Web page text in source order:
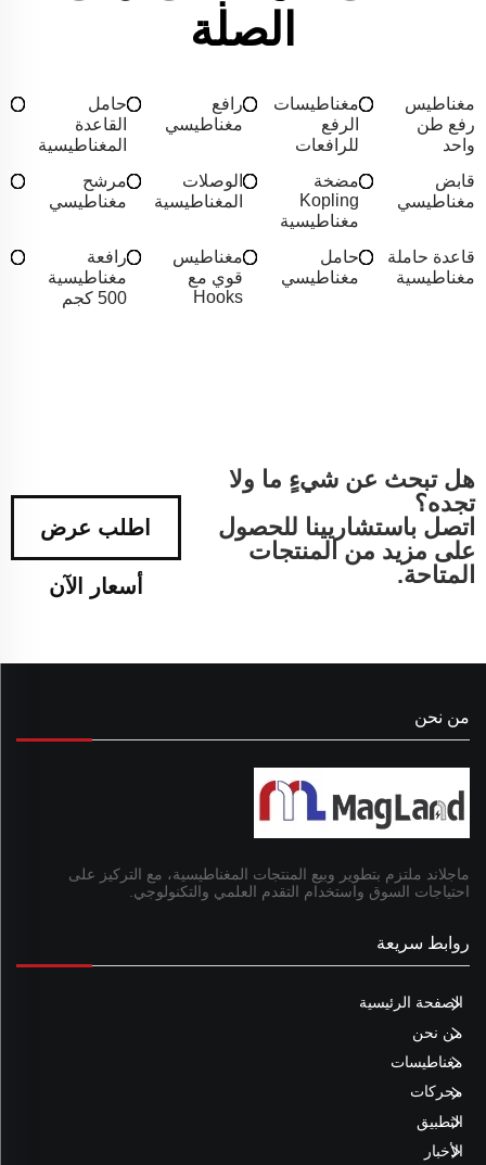
الصلة
مغناطيس
رفع طن
واحد
مغناطيسات
الرفع
للرافعات
رافع
مغناطيسي
حامل
القاعدة
المغناطيسية
قابض
مغناطيسي
مضخة
Kopling
مغناطيسية
الوصلات
المغناطيسية
مرشح
مغناطيسي
قاعدة حاملة
مغناطيسية
حامل
مغناطيسي
مغناطيس
قوي مع
Hooks
رافعة
مغناطيسية
500 كجم
هل تبحث عن شيءٍ ما ولا
تجده؟
اتصل باستشاريينا للحصول
على مزيد من المنتجات
المتاحة.
اطلب عرض
أسعار الآن
من نحن
ماجلاند ملتزم بتطوير وبيع المنتجات المغناطيسية، مع التركيز على
احتياجات السوق واستخدام التقدم العلمي والتكنولوجي.
روابط سريعة
الصفحة الرئيسية
من نحن
مغناطيسات
محركات
التطبيق
الأخبار